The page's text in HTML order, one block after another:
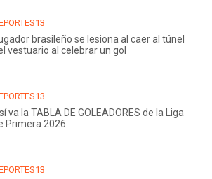
brasileño se lesiona al caer al túnel
vestuario al celebrar un gol
va la TABLA DE GOLEADORES de la Liga
Primera 2026